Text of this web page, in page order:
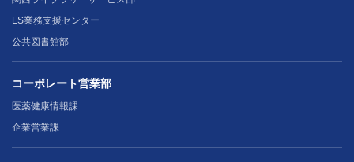
LS業務支援センター
公共図書館部
コーポレート営業部
医薬健康情報課
企業営業課